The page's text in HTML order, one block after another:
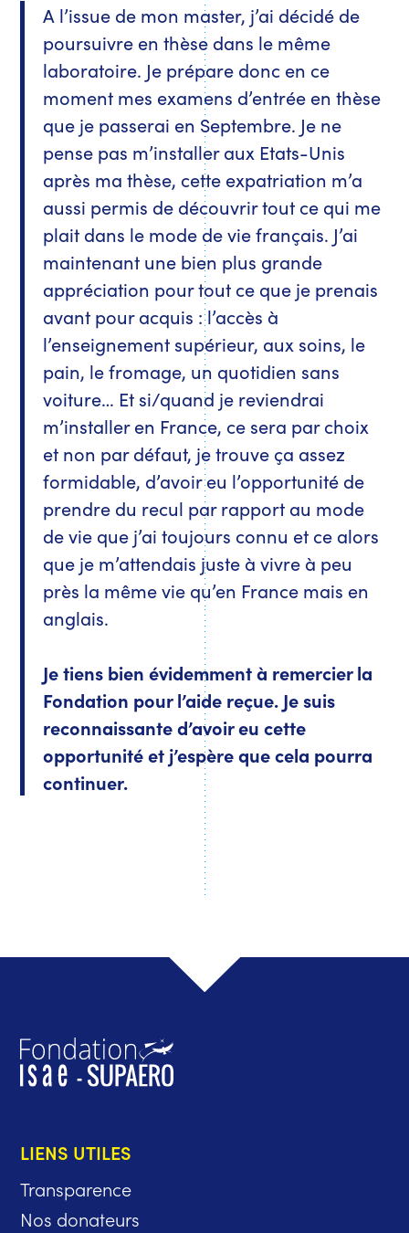
A l’issue de mon master, j’ai décidé de
poursuivre en thèse dans le même
laboratoire. Je prépare donc en ce
moment mes examens d’entrée en thèse
que je passerai en Septembre. Je ne
pense pas m’installer aux Etats-Unis
après ma thèse, cette expatriation m’a
aussi permis de découvrir tout ce qui me
plait dans le mode de vie français. J’ai
maintenant une bien plus grande
appréciation pour tout ce que je prenais
avant pour acquis : l’accès à
l’enseignement supérieur, aux soins, le
pain, le fromage, un quotidien sans
voiture… Et si/quand je reviendrai
m’installer en France, ce sera par choix
et non par défaut, je trouve ça assez
formidable, d’avoir eu l’opportunité de
prendre du recul par rapport au mode
de vie que j’ai toujours connu et ce alors
que je m’attendais juste à vivre à peu
près la même vie qu’en France mais en
anglais.
Je tiens bien évidemment à remercier la
Fondation pour l’aide reçue. Je suis
reconnaissante d’avoir eu cette
opportunité et j’espère que cela pourra
continuer.
LIENS UTILES
Transparence
Nos donateurs